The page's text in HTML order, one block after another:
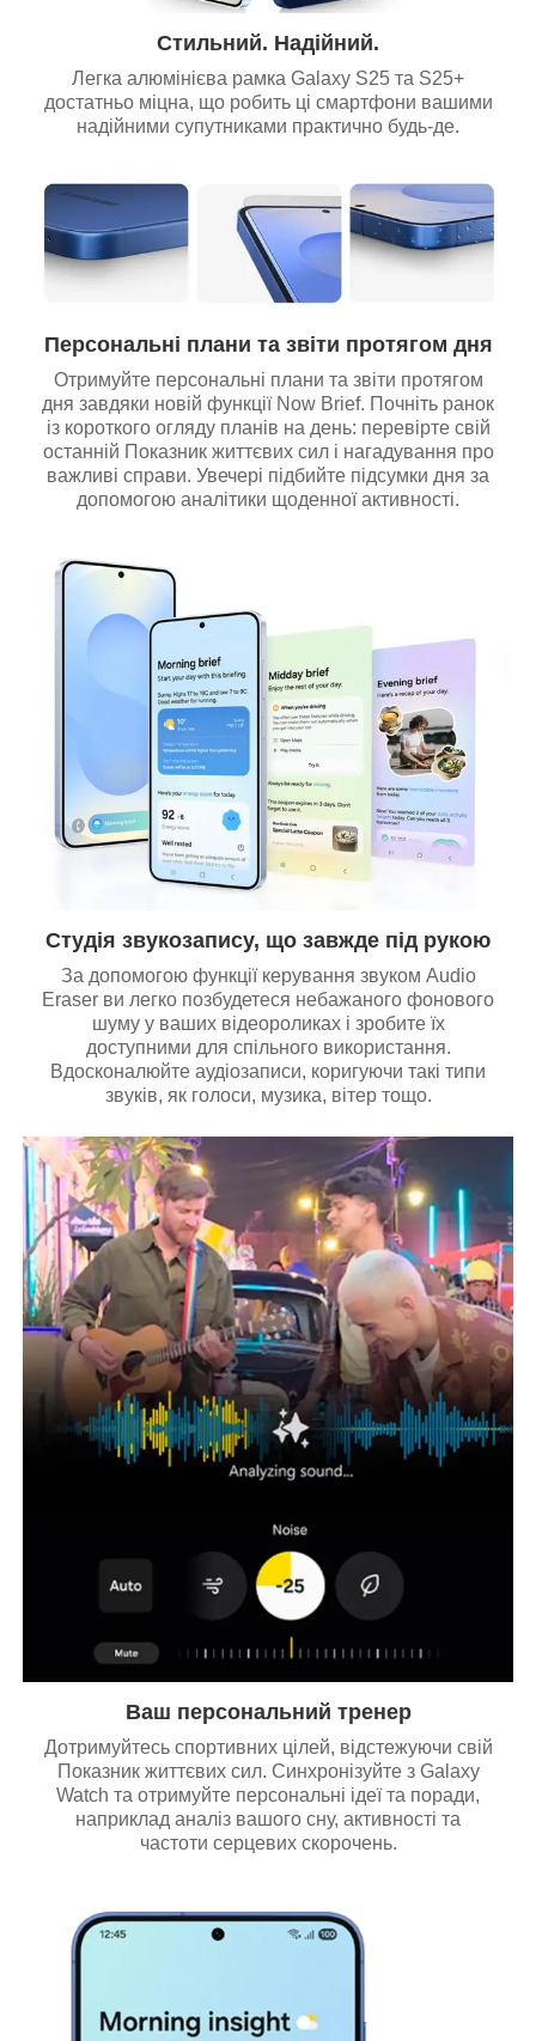
Стильний. Надійний.
Легка алюмінієва рамка Galaxy S25 та S25+
достатньо міцна, що робить ці смартфони вашими
надійними супутниками практично будь-де.
Персональні плани та звіти протягом дня
Отримуйте персональні плани та звіти протягом
дня завдяки новій функції Now Brief. Почніть ранок
із короткого огляду планів на день: перевірте свій
останній Показник життєвих сил і нагадування про
важливі справи. Увечері підбийте підсумки дня за
допомогою аналітики щоденної активності.
Студія звукозапису, що завжде під рукою
За допомогою функції керування звуком Audio
Eraser ви легко позбудетеся небажаного фонового
шуму у ваших відеороликах і зробите їх
доступними для спільного використання.
Вдосконалюйте аудіозаписи, коригуючи такі типи
звуків, як голоси, музика, вітер тощо.
Ваш персональний тренер
Дотримуйтесь спортивних цілей, відстежуючи свій
Показник життєвих сил. Синхронізуйте з Galaxy
Watch та отримуйте персональні ідеї та поради,
наприклад аналіз вашого сну, активності та
частоти серцевих скорочень.